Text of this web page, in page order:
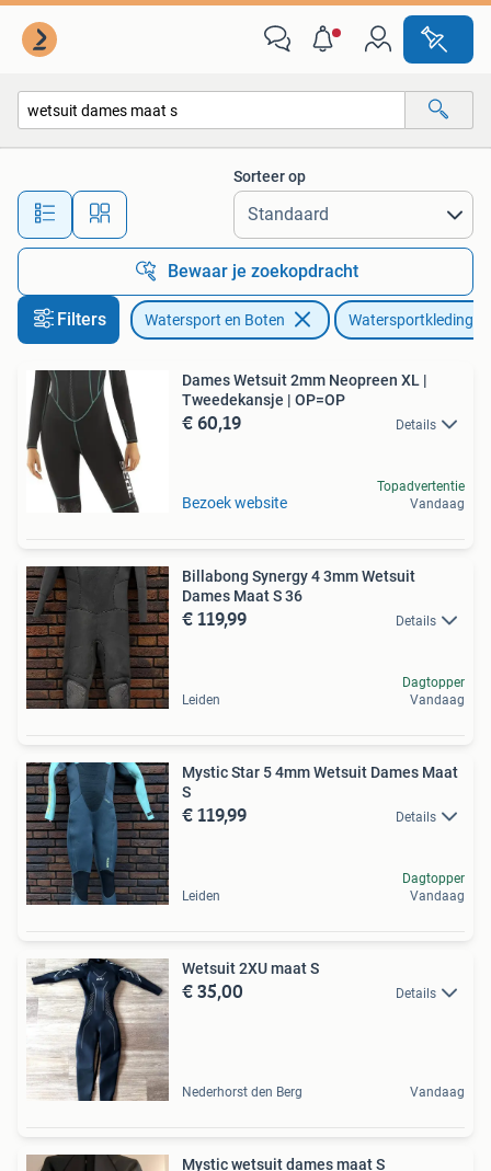
Alle afstanden…
Sorteer op
Bewaar je zoekopdracht
Filters Watersport en Boten Watersportkleding
Dames Wetsuit 2mm Neopreen XL |
Tweedekansje | OP=OP
€ 60,19 Details
Bezoek website
Topadvertentie
Vandaag
Billabong Synergy 4 3mm Wetsuit
Dames Maat S 36
€ 119,99 Details
Leiden
Dagtopper
Vandaag
Mystic Star 5 4mm Wetsuit Dames Maat
S
€ 119,99 Details
Leiden
Dagtopper
Vandaag
Wetsuit 2XU maat S
€ 35,00 Details
Nederhorst den Berg Vandaag
Mystic wetsuit dames maat S